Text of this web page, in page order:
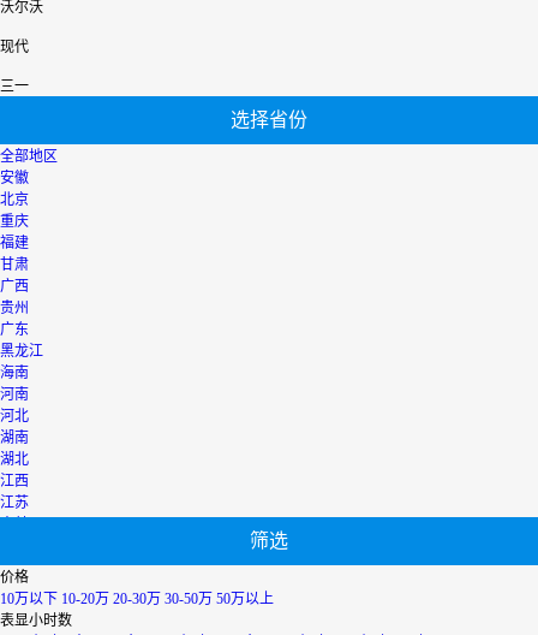
沃尔沃
现代
三一
选择省份
全部地区
安徽
北京
重庆
福建
甘肃
广西
贵州
广东
黑龙江
海南
河南
河北
湖南
湖北
江西
江苏
宁夏
内蒙古
青海
筛选
价格
10万以下 10-20万 20-30万 30-50万 50万以上
表显小时数